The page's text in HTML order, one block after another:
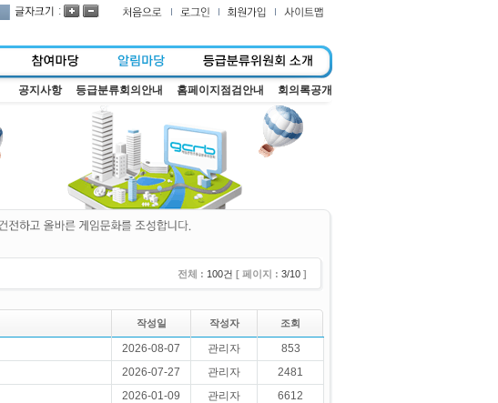
:
공지사항 등급분류회의안내 홈페이지점검안내 회의록공개
전체 : 100건 [ 페이지 : 3/10 ]
작성일 작성자 조회
2026-08-07 관리자
853
2026-07-27 관리자
2481
2026-01-09 관리자
6612